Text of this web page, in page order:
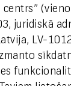
prasmju
ka tas ir
griezumā.
juridiskā
LV-